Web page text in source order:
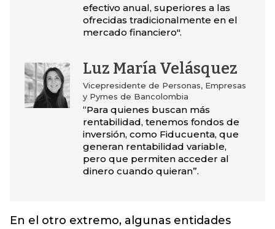
efectivo anual, superiores a las
ofrecidas tradicionalmente en el
mercado financiero".
Luz María Velásquez
Vicepresidente de Personas, Empresas
y Pymes de Bancolombia
“Para quienes buscan más
rentabilidad, tenemos fondos de
inversión, como Fiducuenta, que
generan rentabilidad variable,
pero que permiten acceder al
dinero cuando quieran”.
En el otro extremo, algunas entidades